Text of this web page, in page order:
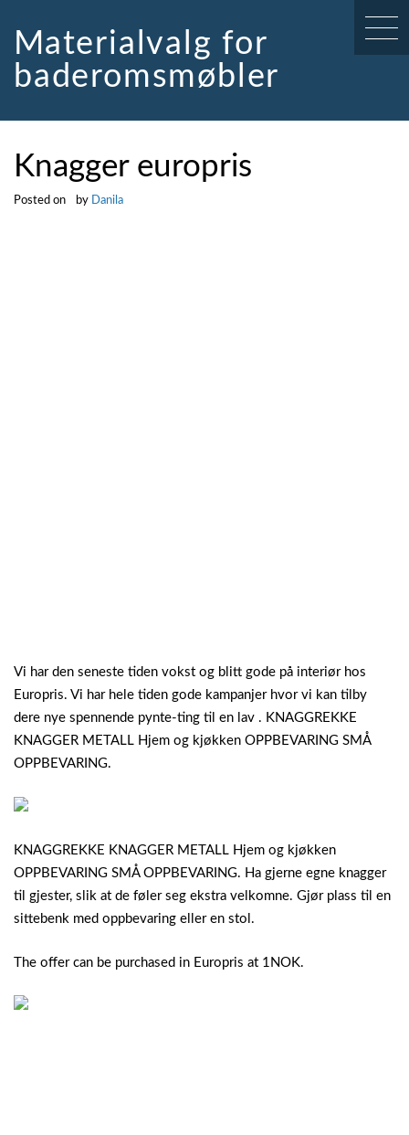
contentMaterialvalg for
baderomsmøbler
Knagger europris
Posted on by Danila
Vi har den seneste tiden vokst og blitt gode på interiør hos
Europris. Vi har hele tiden gode kampanjer hvor vi kan tilby
dere nye spennende pynte-ting til en lav . KNAGGREKKE
KNAGGER METALL Hjem og kjøkken OPPBEVARING SMÅ
OPPBEVARING.
KNAGGREKKE KNAGGER METALL Hjem og kjøkken
OPPBEVARING SMÅ OPPBEVARING. Ha gjerne egne knagger
til gjester, slik at de føler seg ekstra velkomne. Gjør plass til en
sittebenk med oppbevaring eller en stol.
The offer can be purchased in Europris at 1NOK.